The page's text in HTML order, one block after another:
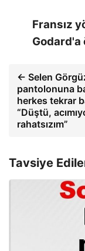
Fransız
Godard'a
← Selen
pantolonuna
herkes tekrar
“Düştü,
rahatsızım”
Tavsiye